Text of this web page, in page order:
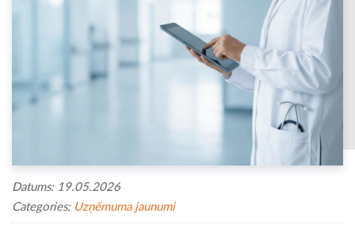
Datums: 19.05.2026
Categories: Uzņēmuma jaunumi